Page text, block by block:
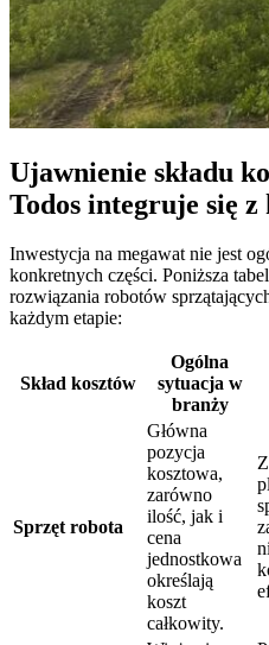
Ujawnienie składu
Todos integruje się
Inwestycja na megawat nie jest
konkretnych części. Poniższa
rozwiązania robotów
każdym etapie:
Skład kosztów
Ogólna
sytuacja w
branży
Sprzęt robota
Główna
pozycja
kosztowa,
zarówno
ilość, jak i
cena
jednostkowa
określają
koszt
całkowity.